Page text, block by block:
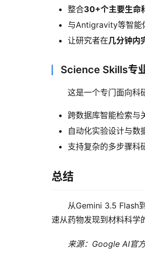
整合30+个主要生命
与Antigravity等智能
让研究者在几分钟内
Science Skills专
这是一个专门面向科
跨数据库智能检索与
自动化实验设计与数
支持复杂的多步骤科
总结
从Gemini 3.5 Flash
速从药物发现到材料科学
来源：Google AI官